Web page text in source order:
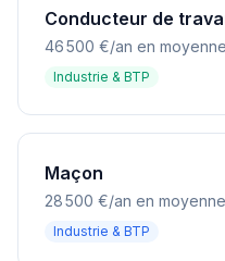
Conducteur de
46 500 €/an en moyenne
Industrie & BTP
Maçon
28 500 €/an en moyenne
Industrie & BTP